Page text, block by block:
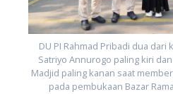
DU PI Rahmad Pribadi dua dari
Satriyo Annurogo paling kiri
Madjid paling kanan saat
pada pembukaan Bazar